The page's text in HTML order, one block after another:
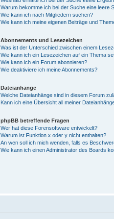
Warum bekomme ich bei der Suche eine leere
Wie kann ich nach Mitgliedern suchen?
Wie kann ich meine eigenen Beiträge und
Abonnements und Lesezeichen
Was ist der Unterschied zwischen einem
Wie kann ich ein Lesezeichen auf ein Thema
Wie kann ich ein Forum abonnieren?
Wie deaktiviere ich meine Abonnements?
Dateianhänge
Welche Dateianhänge sind in diesem Forum
Kann ich eine Übersicht all meiner
phpBB betreffende Fragen
Wer hat diese Forensoftware entwickelt?
Warum ist Funktion x oder y nicht enthalten?
An wen soll ich mich wenden, falls es
Wie kann ich einen Administrator des Boards